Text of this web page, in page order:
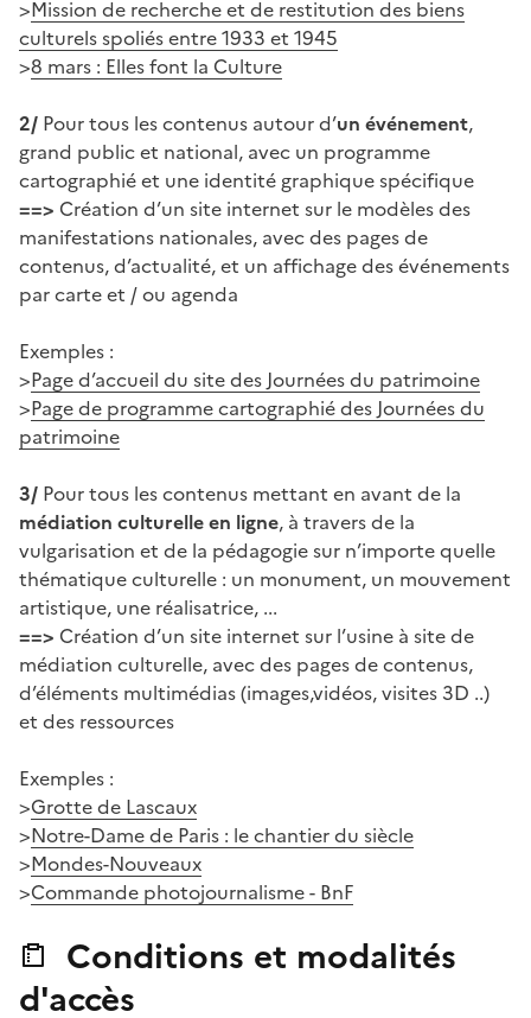
>Mission de recherche et de restitution des biens
culturels spoliés entre 1933 et 1945
>8 mars : Elles font la Culture
2/ Pour tous les contenus autour d’un événement,
grand public et national, avec un programme
cartographié et une identité graphique spécifique
==> Création d’un site internet sur le modèles des
manifestations nationales, avec des pages de
contenus, d’actualité, et un affichage des événements
par carte et / ou agenda
Exemples :
>Page d’accueil du site des Journées du patrimoine
>Page de programme cartographié des Journées du
patrimoine
3/ Pour tous les contenus mettant en avant de la
médiation culturelle en ligne, à travers de la
vulgarisation et de la pédagogie sur n’importe quelle
thématique culturelle : un monument, un mouvement
artistique, une réalisatrice, ...
==> Création d’un site internet sur l’usine à site de
médiation culturelle, avec des pages de contenus,
d’éléments multimédias (images,vidéos, visites 3D ..)
et des ressources
Exemples :
>Grotte de Lascaux
>Notre-Dame de Paris : le chantier du siècle
>Mondes-Nouveaux
>Commande photojournalisme - BnF
Conditions et modalités
d'accès